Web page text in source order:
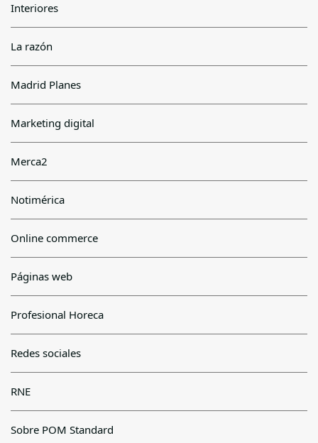
Interiores
La razón
Madrid Planes
Marketing digital
Merca2
Notimérica
Online commerce
Páginas web
Profesional Horeca
Redes sociales
RNE
Sobre POM Standard